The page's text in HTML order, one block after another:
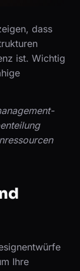
dass
ist. Wichtig
Ihre